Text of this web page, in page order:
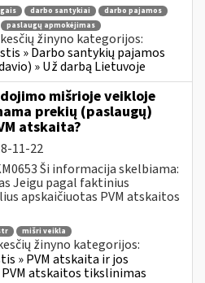
darbo santykiai
darbo pajamos
paslaugų apmokėjimas
žinyno kategorijos:
» Darbo santykių pajamos
» Už darbą Lietuvoje
mišrioje veikloje
prekių (paslaugų)
atskaita?
11-22
Ši informacija skelbiama:
Jeigu pagal faktinius
apskaičiuotas PVM atskaitos
mišri veikla
žinyno kategorijos:
» PVM atskaita ir jos
atskaitos tikslinimas